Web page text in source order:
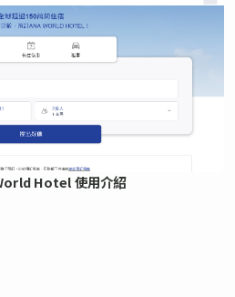
Hotel 使用介紹